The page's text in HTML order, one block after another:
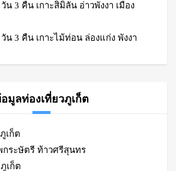
น 3 คืน เกาะสิมิลัน อ่าวพังงา เมือง
น 3 คืน เกาะไม้ท่อน ล่องแก่ง พังงา
มูลท่องเที่ยวภูเก็ต
เก็ต
กระษัตรี ท้าวศรีสุนทร
เก็ต